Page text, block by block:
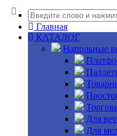
Главная
КАТАЛОГ
Напольные
Для
Для